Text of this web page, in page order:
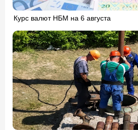
Курс валют НБМ на 6 августа